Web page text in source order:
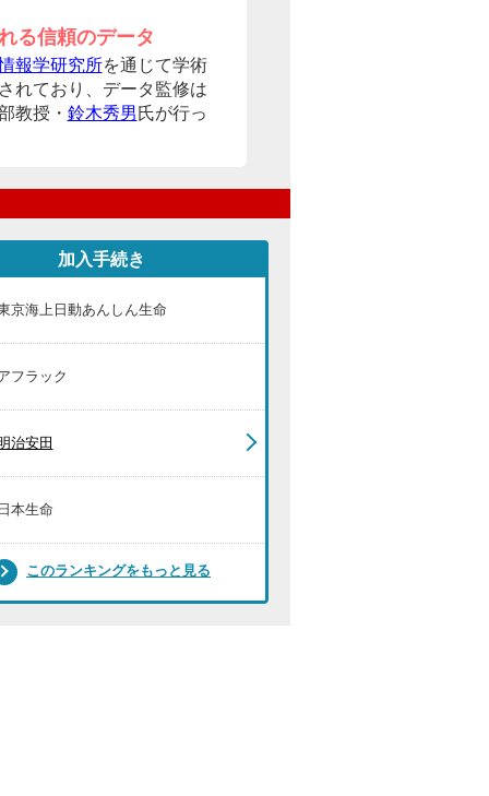
る信頼のデータ
報学研究所を通じて学術
れており、データ監修は
教授・ 鈴木秀男 氏が行っ
加入手続き
京海上日動あんしん生命
フラック
治安田
本生命
このランキングをもっと見る